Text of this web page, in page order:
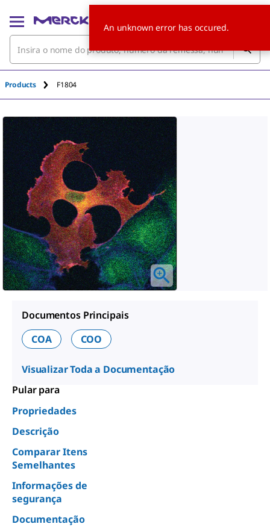
Products F1804
Documentos Principais
COA
COO
Visualizar Toda a Documentação
Pular para
Propriedades
Descrição
Comparar Itens
Semelhantes
Informações de
segurança
Documentação
An unknown error has occured.